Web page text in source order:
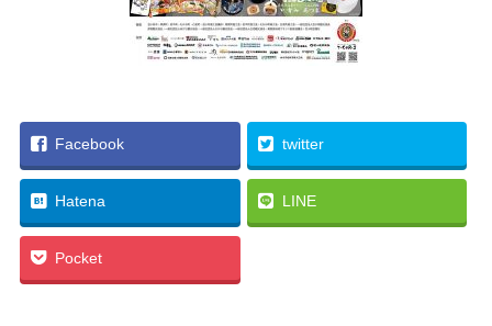
Facebook twitter
Hatena LINE
Pocket